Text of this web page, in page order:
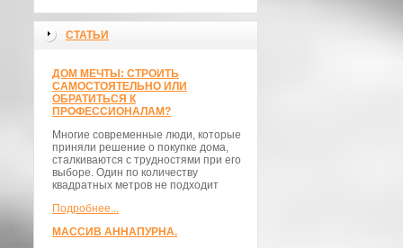
СТАТЬИ
ДОМ МЕЧТЫ: СТРОИТЬ
САМОСТОЯТЕЛЬНО ИЛИ
ОБРАТИТЬСЯ К
ПРОФЕССИОНАЛАМ?
Многие современные люди, которые
приняли решение о покупке дома,
сталкиваются с трудностями при его
выборе. Один по количеству
квадратных метров не подходит
Подробнее...
МАССИВ АННАПУРНА.